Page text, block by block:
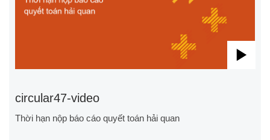
circular47-video
Thời hạn nộp báo cáo quyết toán hải quan